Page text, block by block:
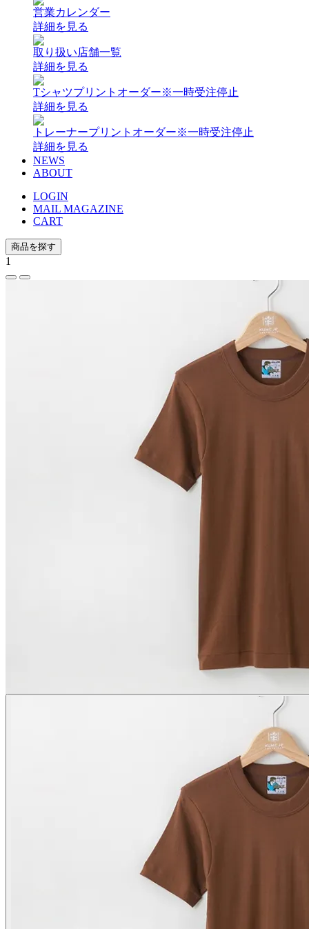
営業カレンダー
詳細を見る
取り扱い店舗一覧
詳細を見る
Tシャツプリントオーダー※一時受注停止
詳細を見る
トレーナープリントオーダー※一時受注停止
詳細を見る
NEWS
ABOUT
LOGIN
MAIL MAGAZINE
CART
商品を探す
1